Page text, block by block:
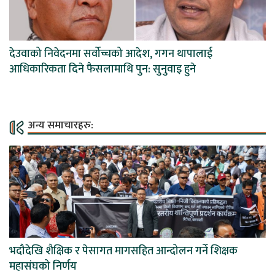
देउवाको निवेदनमा सर्वोच्चको आदेश, गगन थापालाई
आधिकारिकता दिने फैसलामाथि पुन: सुनुवाइ हुने
अन्य समाचारहरु:
भदौदेखि शैक्षिक र पेसागत मागसहित आन्दोलन गर्ने शिक्षक
महासंघको निर्णय